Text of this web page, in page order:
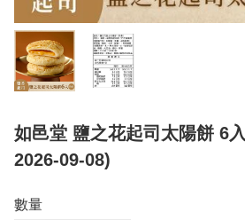
如邑堂 鹽之花起司太陽餅 6
2026-09-08)
數量